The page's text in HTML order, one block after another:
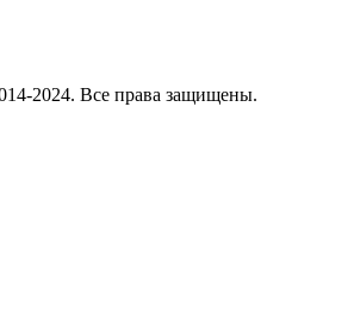
2024. Все права защищены.